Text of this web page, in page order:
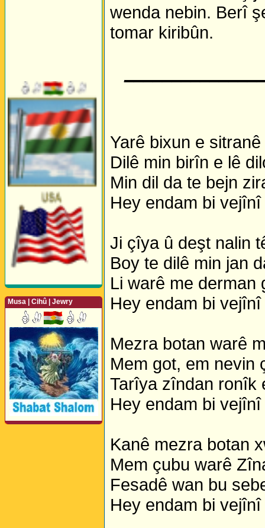
Perwerde ya Zimanê
Kurdî û Îngîlîzî
Musa | Cihû | Jewry
wenda nebin. Berî
tomar kiribûn.
Yarê bixun e
Dilê min birîn e lê
Min dil da te bejn
Hey endam bi
Ji çîya û deşt nalin
Boy te dilê min jan
Li warê me derman
Hey endam bi
Mezra botan warê
Mem got, em nevin
Tarîya zîndan ronîk
Hey endam bi
Kanê mezra botan
Mem çubu warê
Fesadê wan bu
Hey endam bi